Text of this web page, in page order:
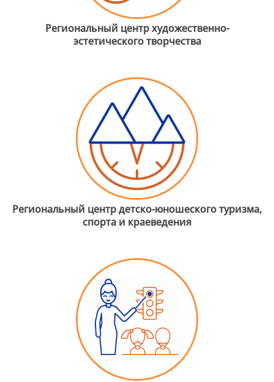
Региональный центр художественно-
эстетического творчества
Региональный центр детско-юношеского туризма,
спорта и краеведения